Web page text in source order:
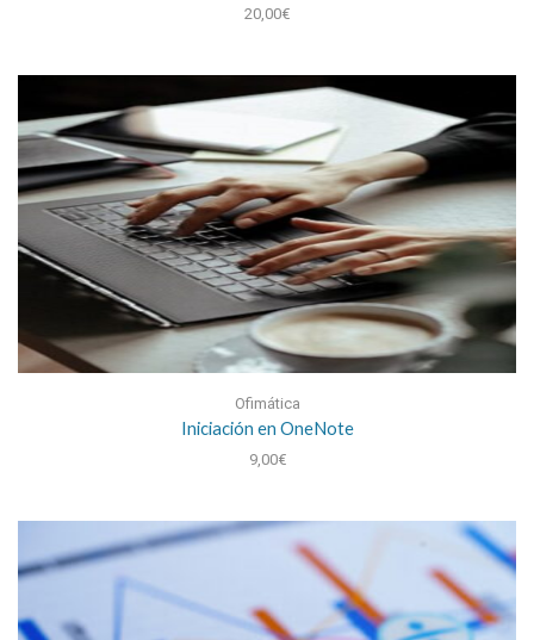
20,00€
Ofimática
Iniciación en OneNote
9,00€